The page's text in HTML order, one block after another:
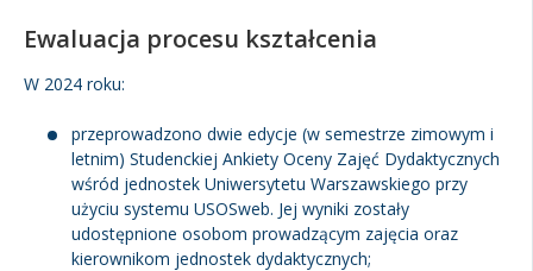
Ewaluacja procesu kształcenia
W 2024 roku:
przeprowadzono dwie edycje (w semestrze zimowym i
letnim) Studenckiej Ankiety Oceny Zajęć Dydaktycznych
wśród jednostek Uniwersytetu Warszawskiego przy
użyciu systemu USOSweb. Jej wyniki zostały
udostępnione osobom prowadzącym zajęcia oraz
kierownikom jednostek dydaktycznych;